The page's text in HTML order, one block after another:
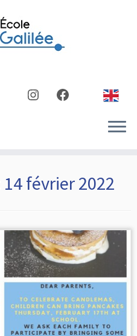
Facebook
Instagram
14 février 2022